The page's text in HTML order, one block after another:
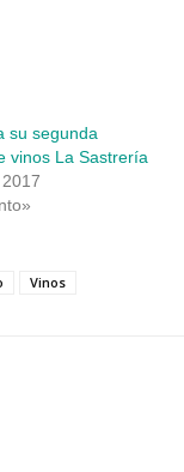
su segunda
vinos La Sastrería
Vinos